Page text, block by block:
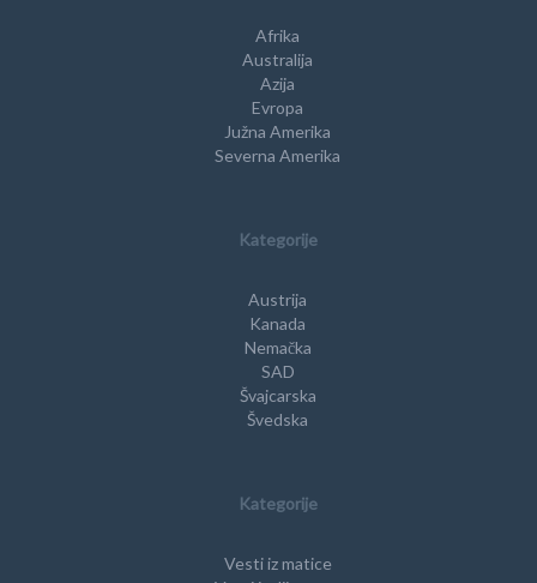
Afrika
Australija
Azija
Evropa
Južna Amerika
Severna Amerika
Kategorije
Austrija
Kanada
Nemačka
SAD
Švajcarska
Švedska
Kategorije
Vesti iz matice